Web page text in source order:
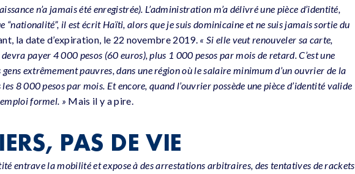
n’a jamais été enregistrée). L’administration m’a délivré une pièce d’identité,
“nationalité”, il est écrit Haïti, alors que je suis dominicaine et ne suis jamais sortie du
la date d’expiration, le 22 novembre 2019. « Si elle veut renouveler sa carte,
payer 4 000 pesos (60 euros), plus 1 000 pesos par mois de retard. C’est une
extrêmement pauvres, dans une région où le salaire minimum d’un ouvrier de la
les 8 000 pesos par mois. Et encore, quand l’ouvrier possède une pièce d’identité valide
formel. » Mais il y a pire.
PAS DE VIE
entrave la mobilité et expose à des arrestations arbitraires, des tentatives de rackets